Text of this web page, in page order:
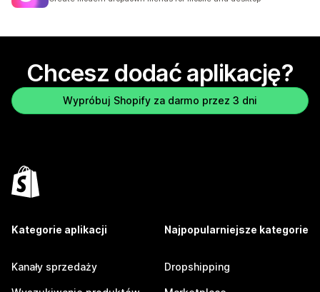
Chcesz dodać aplikację?
Wypróbuj Shopify za darmo przez 3 dni
Kategorie aplikacji
Kanały sprzedaży
Najpopularniejsze kategorie
Dropshipping